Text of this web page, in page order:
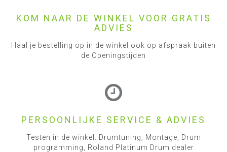
KOM NAAR DE WINKEL VOOR GRATIS
ADVIES
Haal je bestelling op in de winkel ook op afspraak buiten
de Openingstijden
PERSOONLIJKE SERVICE & ADVIES
Testen in de winkel. Drumtuning, Montage, Drum
programming, Roland Platinum Drum dealer